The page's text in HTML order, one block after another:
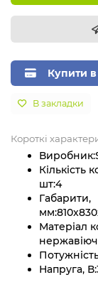
Купити
В закладки
Короткі
Виробник:
Кількість
шт:4
Габарити,
мм:
Матеріал
Напруга, В: